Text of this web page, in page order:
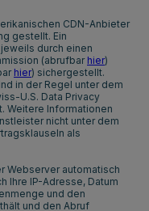
CDN-Anbieter
gestellt. Ein
durch einen
(abrufbar hier)
hier) sichergestellt.
in der Regel unter dem
U.S. Data Privacy
Weitere Informationen
nicht unter dem
als
Webserver automatisch
Ihre IP-Adresse, Datum
und den
und den Abruf